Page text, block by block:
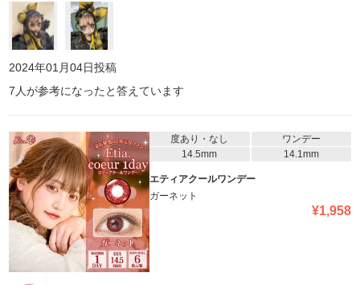
2024年01月04日投稿
7 人が参考になったと答えています
度あり・なし
ワンデー
14.5mm
14.1mm
エティアクールワンデー
ガーネット
¥1,958